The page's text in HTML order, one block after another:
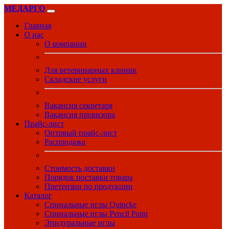
МЕДАРГО
Главная
О нас
О компании
Для ветеринарных клиник
Складские услуги
Вакансия секретаря
Вакансия провизора
Прайс-лист
Оптовый прайс-лист
Распродажа
Стоимость доставки
Порядок поставки товара
Претензии по продукции
Каталог
Спинальные иглы Quincke
Спинальные иглы Pencil Point
Эпидуральные иглы